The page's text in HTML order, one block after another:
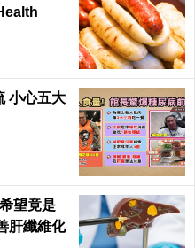
小心五大
望竟是
肝纖維化